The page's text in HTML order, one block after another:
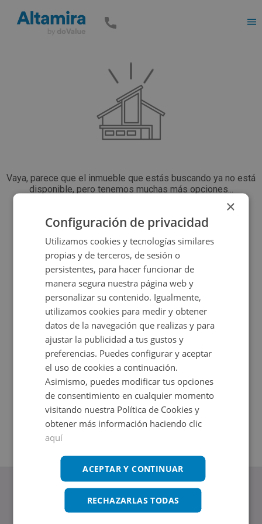
Vaya, parece que el inmueble que estás buscando ya no está
disponible, pero tenemos muchas más opciones...
Volver a buscar
Nave Industrial en venta en CL PAREDON -
Impuestos no incluidos
×
Configuración de privacidad
Utilizamos cookies y tecnologías similares
propias y de terceros, de sesión o
persistentes, para hacer funcionar de
manera segura nuestra página web y
personalizar su contenido. Igualmente,
utilizamos cookies para medir y obtener
datos de la navegación que realizas y para
ajustar la publicidad a tus gustos y
preferencias. Puedes configurar y aceptar
el uso de cookies a continuación.
Asimismo, puedes modificar tus opciones
de consentimiento en cualquier momento
visitando nuestra Política de Cookies y
obtener más información haciendo clic
aquí
ACEPTAR Y CONTINUAR
RECHAZARLAS TODAS